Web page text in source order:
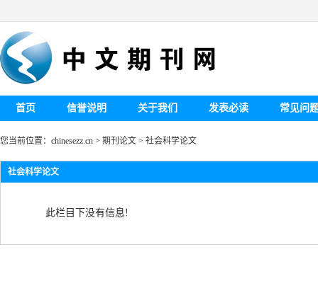
首页 信誉说明 关于我们 发表必读 常见问
您当前位置： chinesezz.cn > 期刊论文 > 社会科学论文
社会科学论文
此栏目下没有信息!